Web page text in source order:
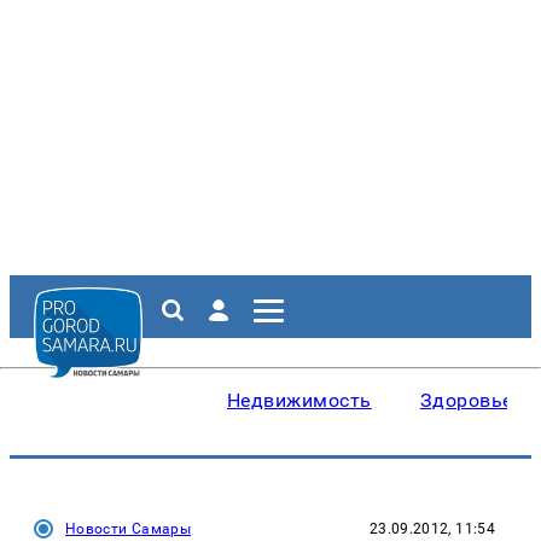
Недвижимость Здоровье
Новости Самары 23.09.2012, 11:54